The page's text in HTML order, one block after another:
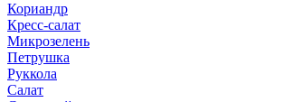
Кориандр
Кресс-салат
Микрозелень
Петрушка
Руккола
Салат